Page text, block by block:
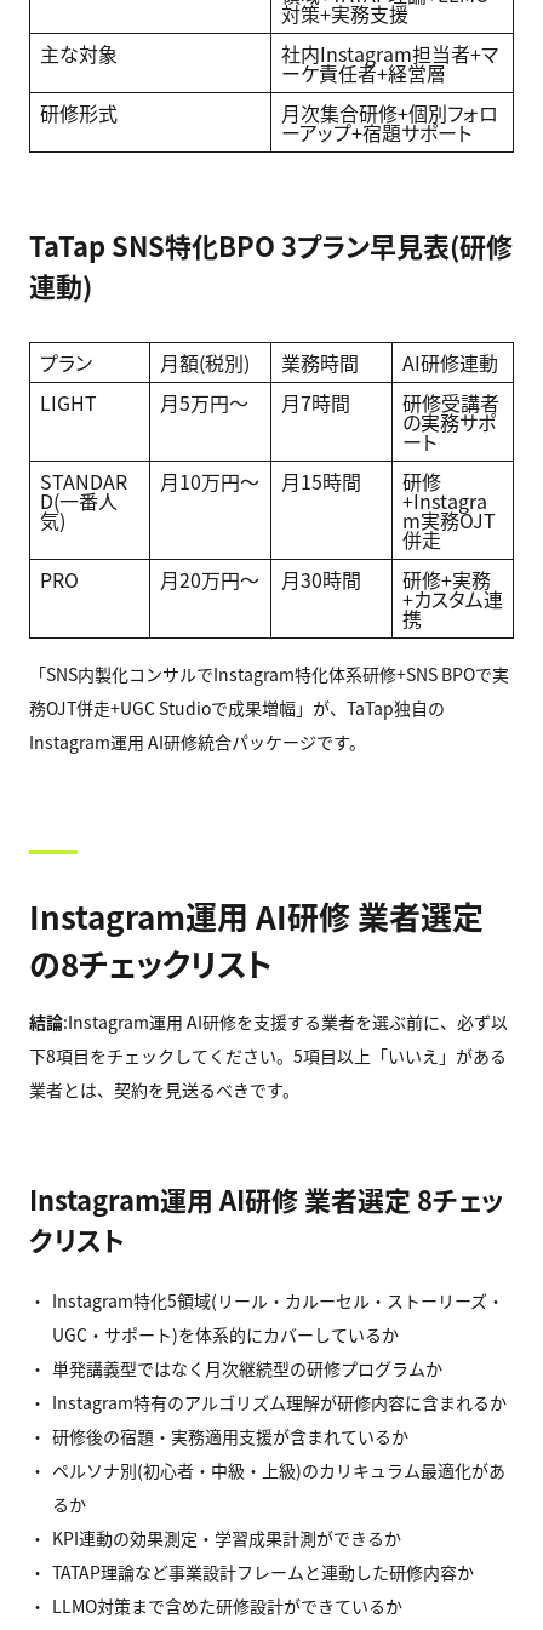
対策+実務支援
主な対象
社内Instagram担当者+マ
ーケ責任者+経営層
研修形式
月次集合研修+個別フォロ
ーアップ+宿題サポート
TaTap SNS特化BPO 3プラン早見表(研修
連動)
プラン 月額(税別) 業務時間
AI研修連動
LIGHT
月5万円〜 月7時間 研修受講者
の実務サポ
ート
STANDAR
D(一番人
気)
月10万円〜 月15時間 研修
+Instagra
m実務OJT
併走
PRO
月20万円〜 月30時間 研修+実務
+カスタム連
携
「SNS内製化コンサルでInstagram特化体系研修+SNS BPOで実
務OJT併走+UGC Studioで成果増幅」が、TaTap独自の
Instagram運用 AI研修統合パッケージです。
Instagram運用 AI研修 業者選定
の8チェックリスト
結論:Instagram運用 AI研修を支援する業者を選ぶ前に、必ず以
下8項目をチェックしてください。5項目以上「いいえ」がある
業者とは、契約を見送るべきです。
Instagram運用 AI研修 業者選定 8チェッ
クリスト
Instagram特化5領域(リール・カルーセル・ストーリーズ・
UGC・サポート)を体系的にカバーしているか
単発講義型ではなく月次継続型の研修プログラムか
Instagram特有のアルゴリズム理解が研修内容に含まれるか
研修後の宿題・実務適用支援が含まれているか
ペルソナ別(初心者・中級・上級)のカリキュラム最適化があ
るか
KPI連動の効果測定・学習成果計測ができるか
TATAP理論など事業設計フレームと連動した研修内容か
LLMO対策まで含めた研修設計ができているか